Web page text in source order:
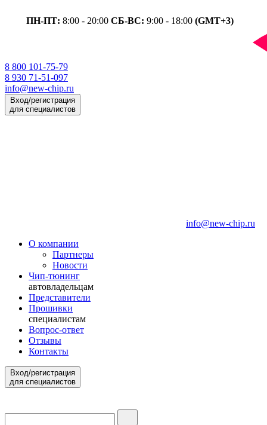
ПН-ПТ: 8:00 - 20:00 СБ-ВС: 9:00 - 18:00 (GMT+3)
8 800 101-75-79
8 930 71-51-097
info@new-chip.ru
Вход/регистрация
для специалистов
info@new-chip.ru
О компании
Партнеры
Новости
Чип-тюнинг
автовладельцам
Представители
Прошивки
специалистам
Вопрос-ответ
Отзывы
Контакты
Вход/регистрация
для специалистов